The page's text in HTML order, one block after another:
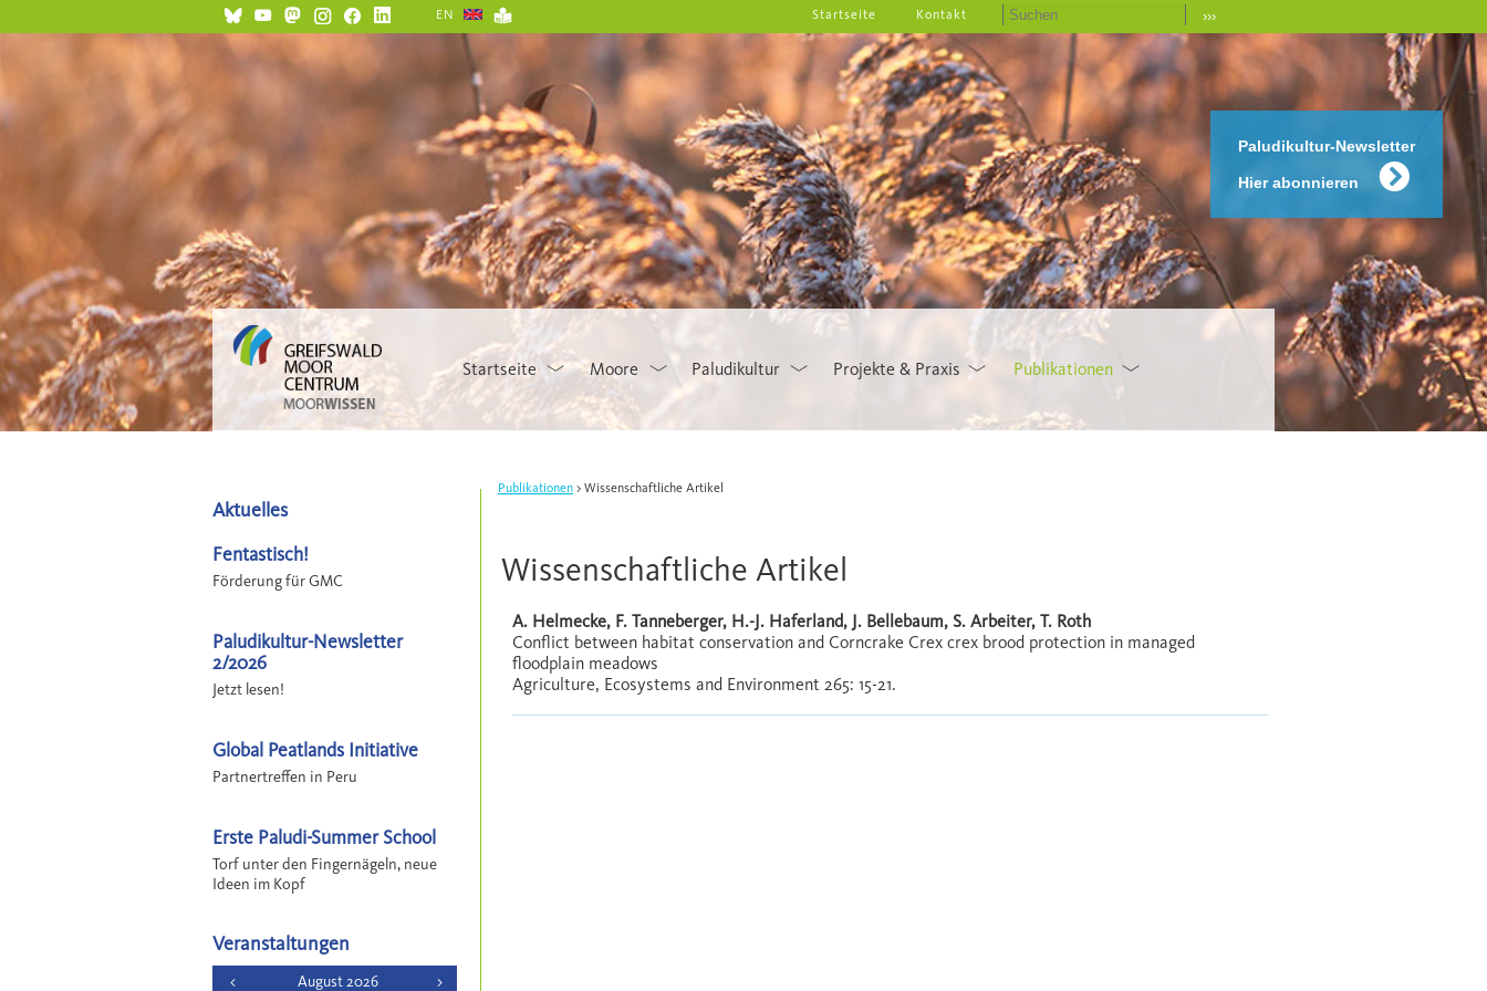
Paludikultur-Newsletter
Hier abonnieren
EN ›››
Startseite Kontakt
Startseite Moore Paludikultur Projekte & Praxis Publikationen
Publikationen Wissenschaftliche Artikel
Wissenschaftliche Artikel
A. Helmecke, F. Tanneberger, H.-J. Haferland, J. Bellebaum, S. Arbeiter, T. Roth
Conflict between habitat conservation and Corncrake Crex crex brood protection in managed
floodplain meadows
Agriculture, Ecosystems and Environment 265: 15-21.
Aktuelles
Fentastisch!
Förderung für GMC
Paludikultur-Newsletter
2/2026
Jetzt lesen!
Global Peatlands Initiative
Partnertreffen in Peru
Erste Paludi-Summer School
Torf unter den Fingernägeln, neue
Ideen im Kopf
Veranstaltungen
< August 2026 >